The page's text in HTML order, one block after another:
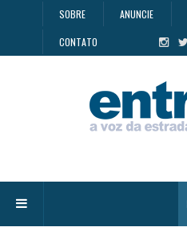
SOBRE ANUNCIE
CONTATO